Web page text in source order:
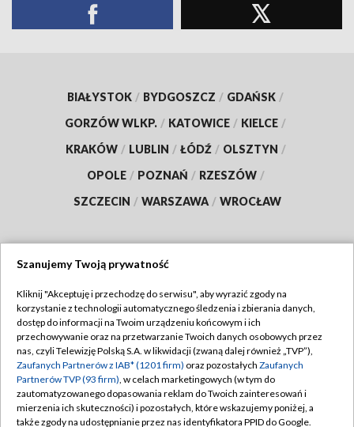
BIAŁYSTOK / BYDGOSZCZ / GDAŃSK /
GORZÓW WLKP. / KATOWICE / KIELCE /
KRAKÓW / LUBLIN / ŁÓDŹ / OLSZTYN /
OPOLE / POZNAŃ / RZESZÓW /
SZCZECIN / WARSZAWA / WROCŁAW
TVP
Abonament TVP
Emisja w TVP
Centrum informacji TVP
Naziemna Telewizja Cyfrowa
Regulamin TVP
Polityka prywatności
Moje zgody
Pomoc
Szanujemy Twoją prywatność
Kliknij "Akceptuję i przechodzę do serwisu", aby wyrazić zgody na
korzystanie z technologii automatycznego śledzenia i zbierania danych,
dostęp do informacji na Twoim urządzeniu końcowym i ich
przechowywanie oraz na przetwarzanie Twoich danych osobowych przez
nas, czyli Telewizję Polską S.A. w likwidacji (zwaną dalej również „TVP”),
Zaufanych Partnerów z IAB* (1201 firm) oraz pozostałych Zaufanych
Partnerów TVP (93 firm), w celach marketingowych (w tym do
zautomatyzowanego dopasowania reklam do Twoich zainteresowań i
mierzenia ich skuteczności) i pozostałych, które wskazujemy poniżej, a
także zgody na udostępnianie przez nas identyfikatora PPID do Google.